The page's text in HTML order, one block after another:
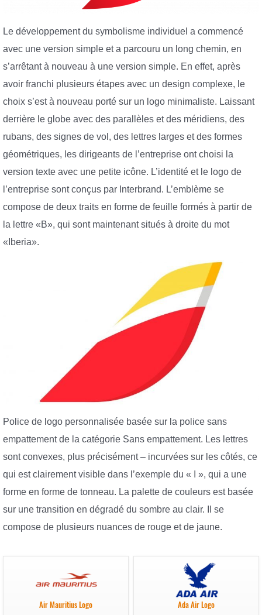
Le développement du symbolisme individuel a commencé
avec une version simple et a parcouru un long chemin, en
s’arrêtant à nouveau à une version simple. En effet, après
avoir franchi plusieurs étapes avec un design complexe, le
choix s’est à nouveau porté sur un logo minimaliste. Laissant
derrière le globe avec des parallèles et des méridiens, des
rubans, des signes de vol, des lettres larges et des formes
géométriques, les dirigeants de l’entreprise ont choisi la
version texte avec une petite icône. L’identité et le logo de
l’entreprise sont conçus par Interbrand. L’emblème se
compose de deux traits en forme de feuille formés à partir de
la lettre «B», qui sont maintenant situés à droite du mot
«Iberia».
Police de logo personnalisée basée sur la police sans
empattement de la catégorie Sans empattement. Les lettres
sont convexes, plus précisément – incurvées sur les côtés, ce
qui est clairement visible dans l’exemple du « I », qui a une
forme en forme de tonneau. La palette de couleurs est basée
sur une transition en dégradé du sombre au clair. Il se
compose de plusieurs nuances de rouge et de jaune.
Air Mauritius Logo Ada Air Logo